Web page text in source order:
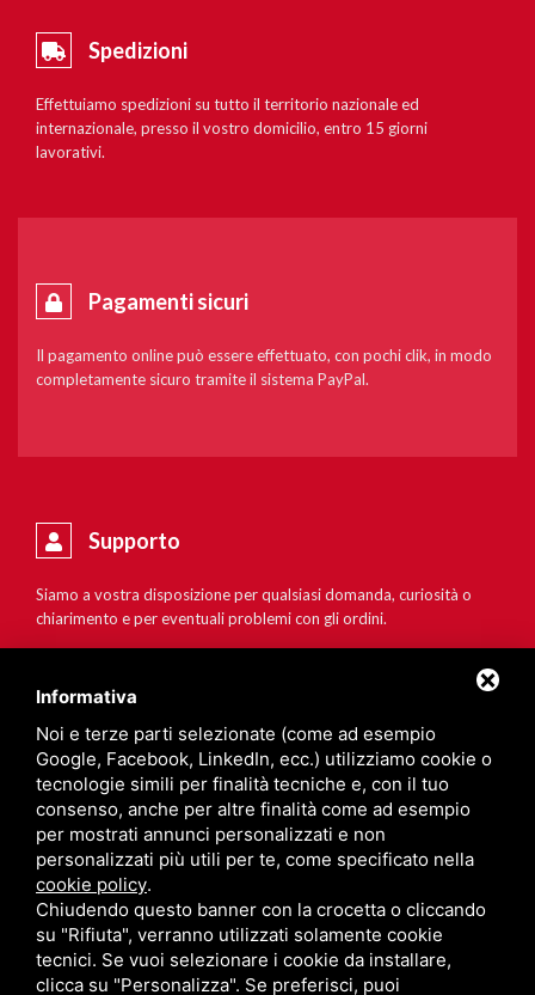
Spedizioni
Effettuiamo spedizioni su tutto il territorio nazionale ed
internazionale, presso il vostro domicilio, entro 15 giorni
lavorativi.
Pagamenti sicuri
Il pagamento online può essere effettuato, con pochi clik, in modo
completamente sicuro tramite il sistema PayPal.
Supporto
Siamo a vostra disposizione per qualsiasi domanda, curiosità o
chiarimento e per eventuali problemi con gli ordini.
Informativa
Noi e terze parti selezionate (come ad esempio
Google, Facebook, LinkedIn, ecc.) utilizziamo cookie o
tecnologie simili per finalità tecniche e, con il tuo
consenso, anche per altre finalità come ad esempio
per mostrati annunci personalizzati e non
personalizzati più utili per te, come specificato nella
cookie policy.
Chiudendo questo banner con la crocetta o cliccando
su "Rifiuta", verranno utilizzati solamente cookie
tecnici. Se vuoi selezionare i cookie da installare,
clicca su "Personalizza". Se preferisci, puoi